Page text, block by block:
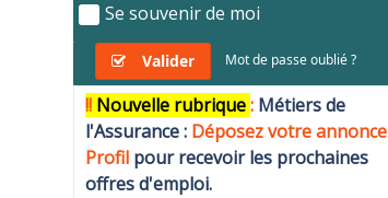
Se souvenir de moi
Valider Mot de passe oublié ?
!! Nouvelle rubrique: Métiers de
l'Assurance : Déposez votre annonce
Profil pour recevoir les prochaines
offres d'emploi.